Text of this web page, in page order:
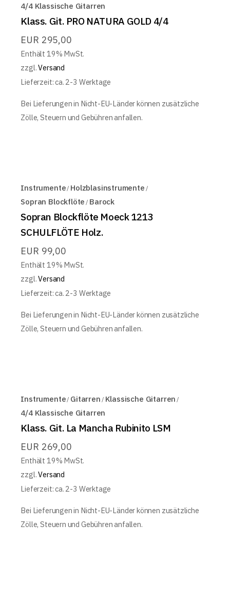
4/4 Klassische Gitarren
Klass. Git. PRO NATURA GOLD 4/4
EUR 295,00
Enthält 19% MwSt.
zzgl.Versand
Lieferzeit: ca. 2-3 Werktage
Bei Lieferungen in Nicht-EU-Länder können zusätzliche
Zölle, Steuern und Gebühren anfallen.
Instrumente Holzblasinstrumente
Sopran Blockflöte Barock
Sopran Blockflöte Moeck 1213
SCHULFLÖTE Holz.
EUR 99,00
Enthält 19% MwSt.
zzgl.Versand
Lieferzeit: ca. 2-3 Werktage
Bei Lieferungen in Nicht-EU-Länder können zusätzliche
Zölle, Steuern und Gebühren anfallen.
Instrumente Gitarren Klassische Gitarren
4/4 Klassische Gitarren
Klass. Git. La Mancha Rubinito LSM
EUR 269,00
Enthält 19% MwSt.
zzgl.Versand
Lieferzeit: ca. 2-3 Werktage
Bei Lieferungen in Nicht-EU-Länder können zusätzliche
Zölle, Steuern und Gebühren anfallen.